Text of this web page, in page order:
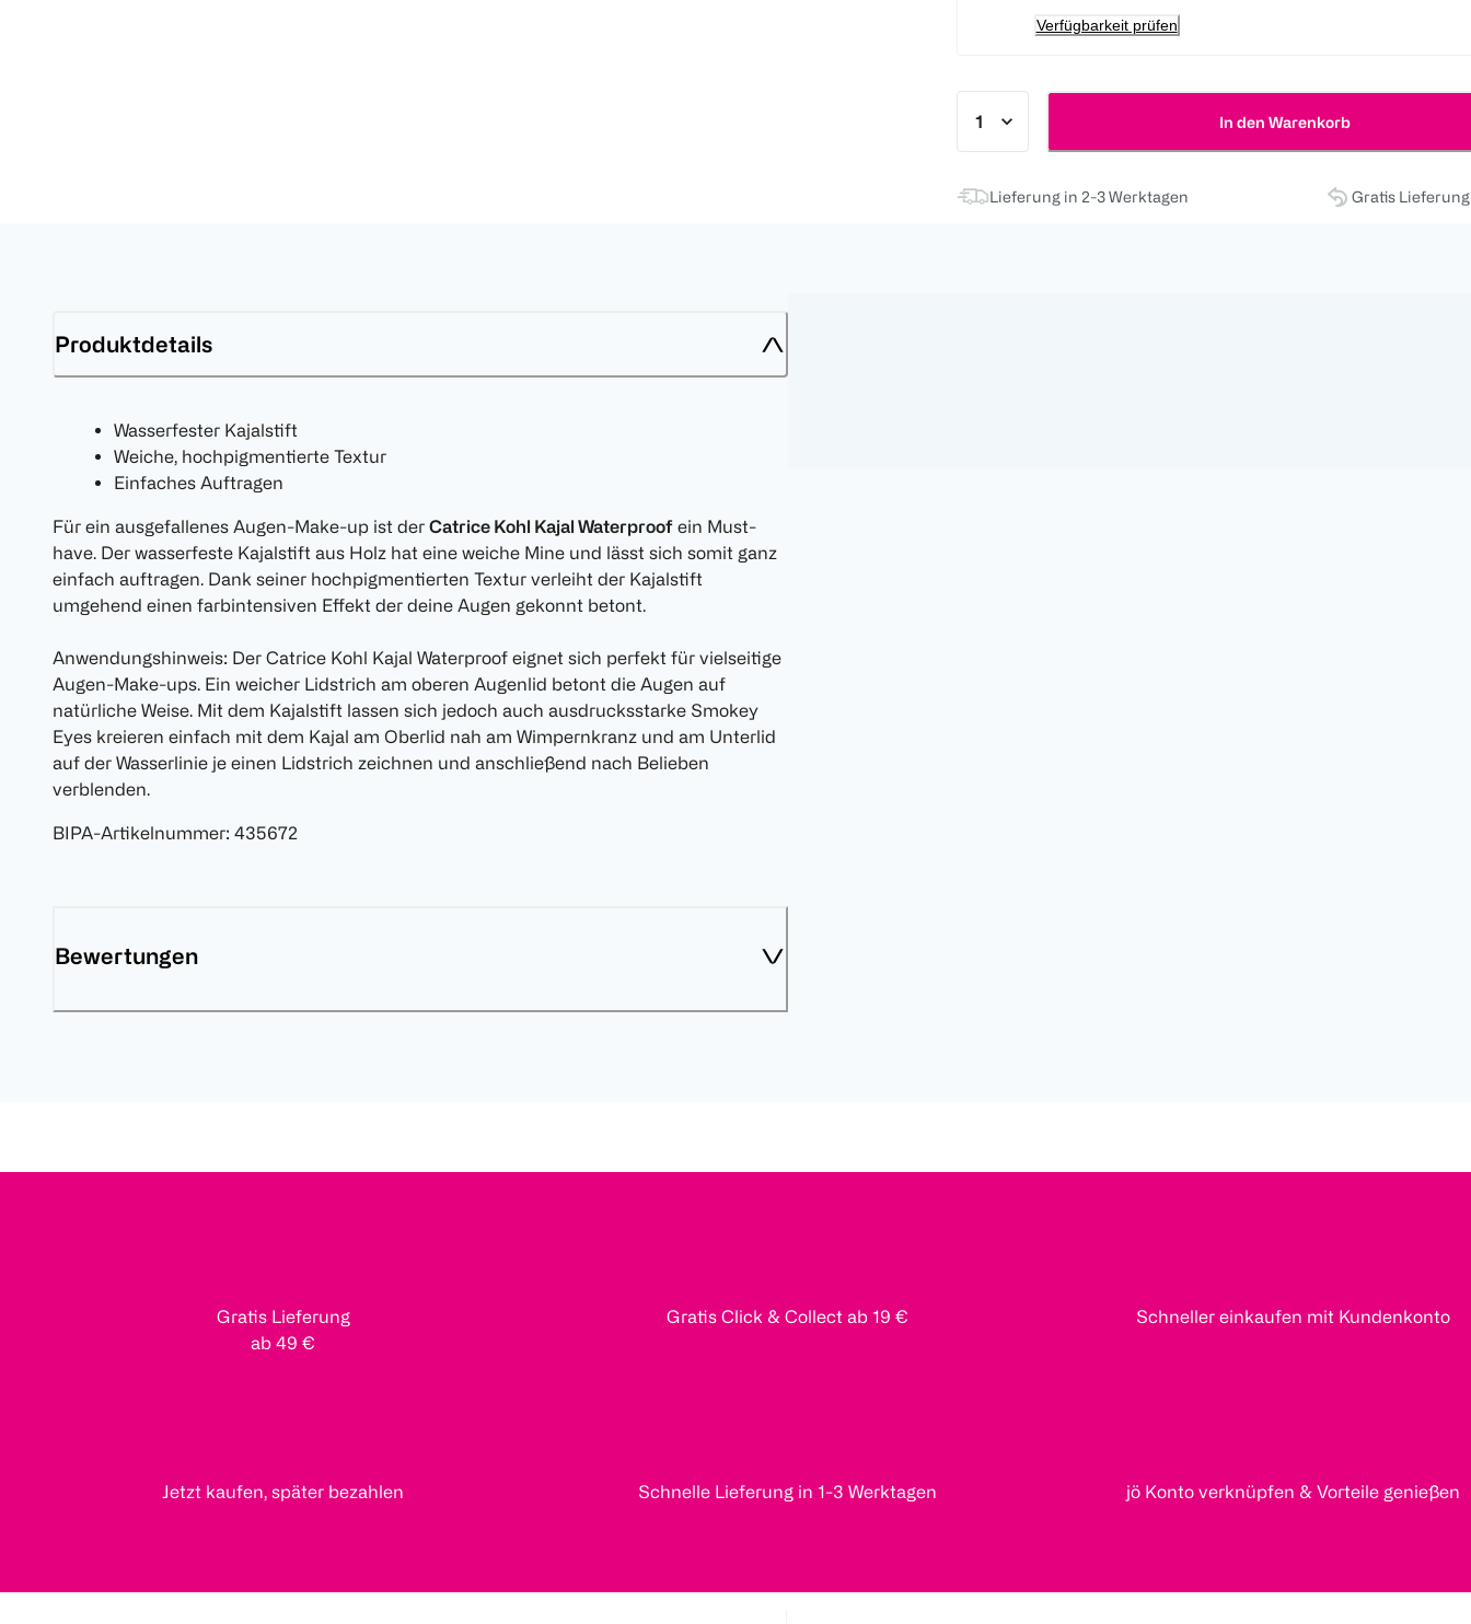
Verfügbarkeit prüfen
In den Warenkorb
Lieferung in 2-3 Werktagen Gratis
Produktdetails
Wasserfester Kajalstift
Weiche, hochpigmentierte Textur
Einfaches Auftragen
Für ein ausgefallenes Augen-Make-up ist der Catrice Kohl Kajal Waterproof ein Must-
have. Der wasserfeste Kajalstift aus Holz hat eine weiche Mine und lässt sich somit ganz
einfach auftragen. Dank seiner hochpigmentierten Textur verleiht der Kajalstift
umgehend einen farbintensiven Effekt der deine Augen gekonnt betont.
Anwendungshinweis: Der Catrice Kohl Kajal Waterproof eignet sich perfekt für vielseitige
Augen-Make-ups. Ein weicher Lidstrich am oberen Augenlid betont die Augen auf
natürliche Weise. Mit dem Kajalstift lassen sich jedoch auch ausdrucksstarke Smokey
Eyes kreieren einfach mit dem Kajal am Oberlid nah am Wimpernkranz und am Unterlid
auf der Wasserlinie je einen Lidstrich zeichnen und anschließend nach Belieben
verblenden.
BIPA-Artikelnummer: 435672
Bewertungen
Gratis Lieferung
ab 49 €
Gratis Click & Collect ab 19 € Schneller einkaufen mit Kundenkonto
Jetzt kaufen, später bezahlen Schnelle Lieferung in 1-3 Werktagen jö Konto verknüpfen & Vorteile genießen